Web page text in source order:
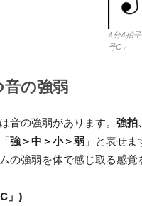
4分4拍
号C」
音の強弱
音の強弱があります。 強拍
強＞中＞小＞弱 」と表せ
の強弱を体で感じ取る感覚
」)